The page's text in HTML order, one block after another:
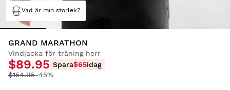
Vad är min storlek?
GRAND MARATHON
Vindjacka för träning herr
$89.95 Spara$65idag
$154.95-45%